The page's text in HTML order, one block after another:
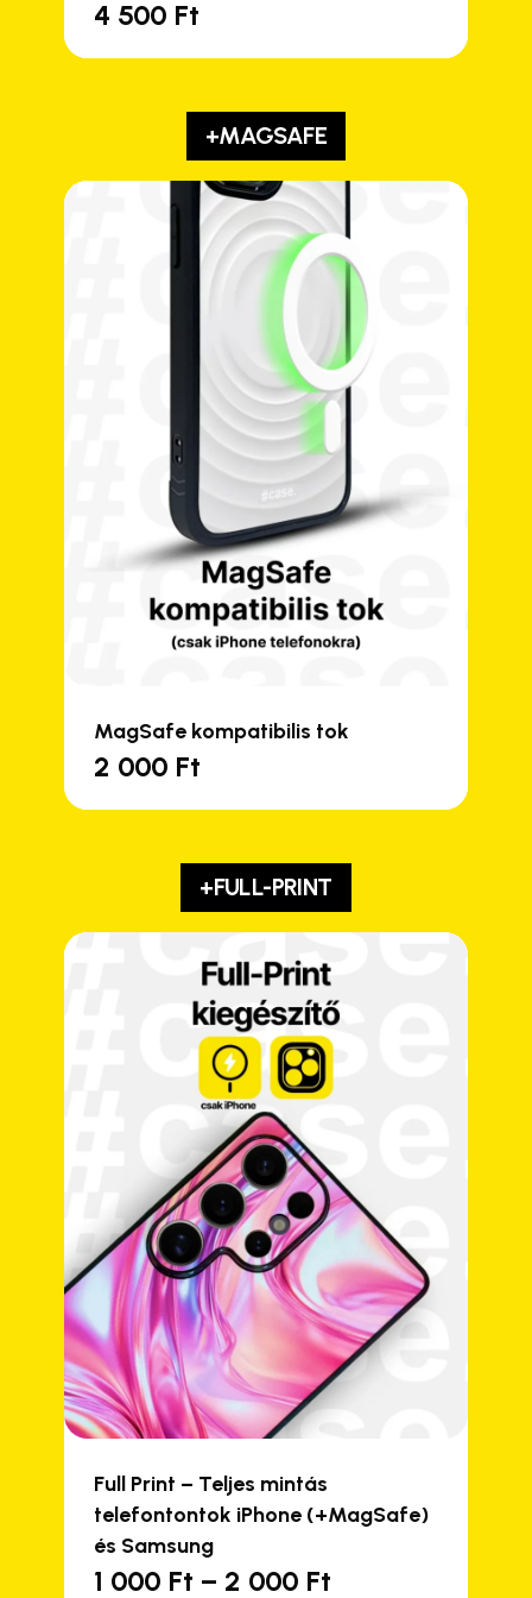
4 500 Ft
+MAGSAFE
MagSafe kompatibilis tok
2 000 Ft
+FULL-PRINT
Full Print – Teljes mintás
telefontontok iPhone (+MagSafe)
és Samsung
1 000 Ft – 2 000 FtÁrtartomány:
Ennek